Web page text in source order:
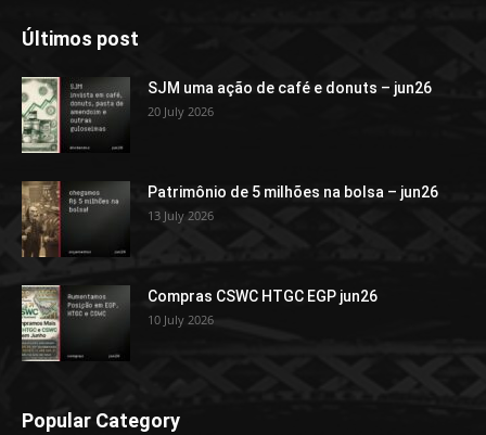
Últimos post
SJM uma ação de café e donuts – jun26
20 July 2026
Patrimônio de 5 milhões na bolsa – jun26
13 July 2026
Compras CSWC HTGC EGP jun26
10 July 2026
Popular Category